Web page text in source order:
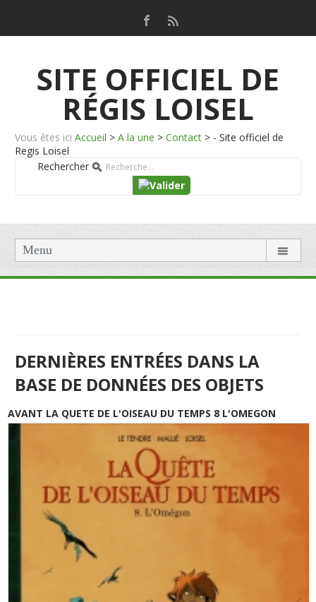
SITE OFFICIEL DE
RÉGIS LOISEL
Vous êtes ici Accueil > A la une > Contact > - Site officiel de
Regis Loisel
Rechercher
Menu
DERNIÈRES ENTRÉES DANS LA
BASE DE DONNÉES DES OBJETS
AVANT LA QUETE DE L'OISEAU DU TEMPS 8 L'OMEGON